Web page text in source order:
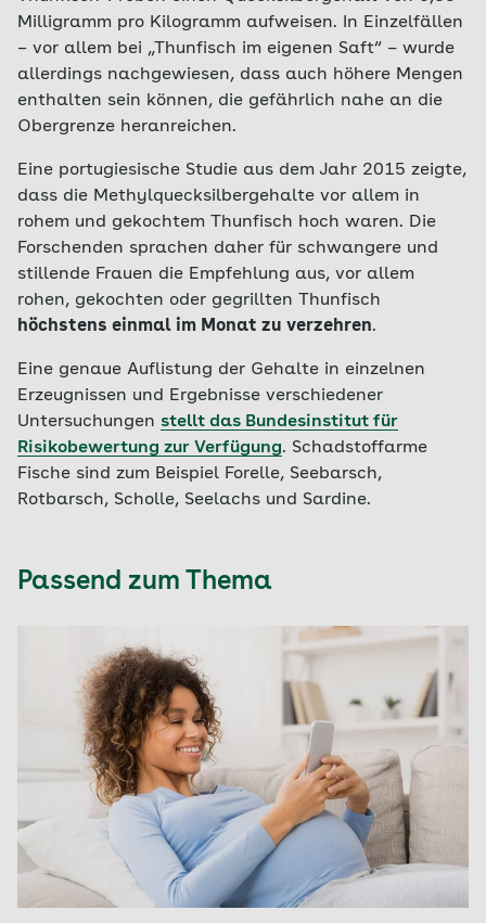
Milligramm pro Kilogramm aufweisen. In Einzelfällen
– vor allem bei „Thunfisch im eigenen Saft“ – wurde
allerdings nachgewiesen, dass auch höhere Mengen
enthalten sein können, die gefährlich nahe an die
Obergrenze heranreichen.
Eine portugiesische Studie aus dem Jahr 2015 zeigte,
dass die Methylquecksilbergehalte vor allem in
rohem und gekochtem Thunfisch hoch waren. Die
Forschenden sprachen daher für schwangere und
stillende Frauen die Empfehlung aus, vor allem
rohen, gekochten oder gegrillten Thunfisch
höchstens einmal im Monat zu verzehren.
Eine genaue Auflistung der Gehalte in einzelnen
Erzeugnissen und Ergebnisse verschiedener
Untersuchungen stellt das Bundesinstitut für
Risikobewertung zur Verfügung. Schadstoffarme
Fische sind zum Beispiel Forelle, Seebarsch,
Rotbarsch, Scholle, Seelachs und Sardine.
Passend zum Thema